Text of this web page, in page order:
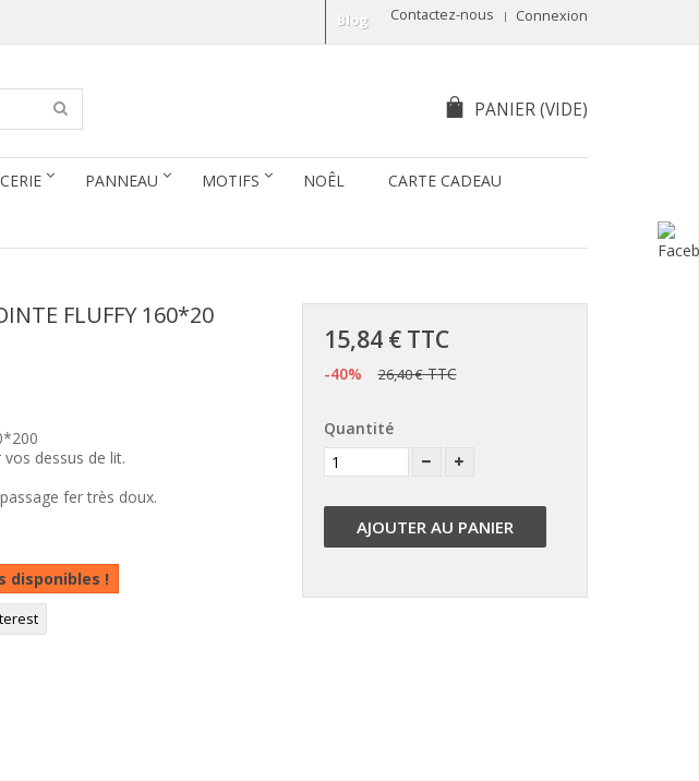
Connexion
Contactez-nous
Blog
PANIER(VIDE)
PANNEAU MOTIFS NOÊL CARTE CADEAU
FLUFFY 160*20
dessus de lit.
fer très doux.
disponibles !
15,84 €TTC
-40% 26,40 €TTC
Quantité
AJOUTER AU PANIER